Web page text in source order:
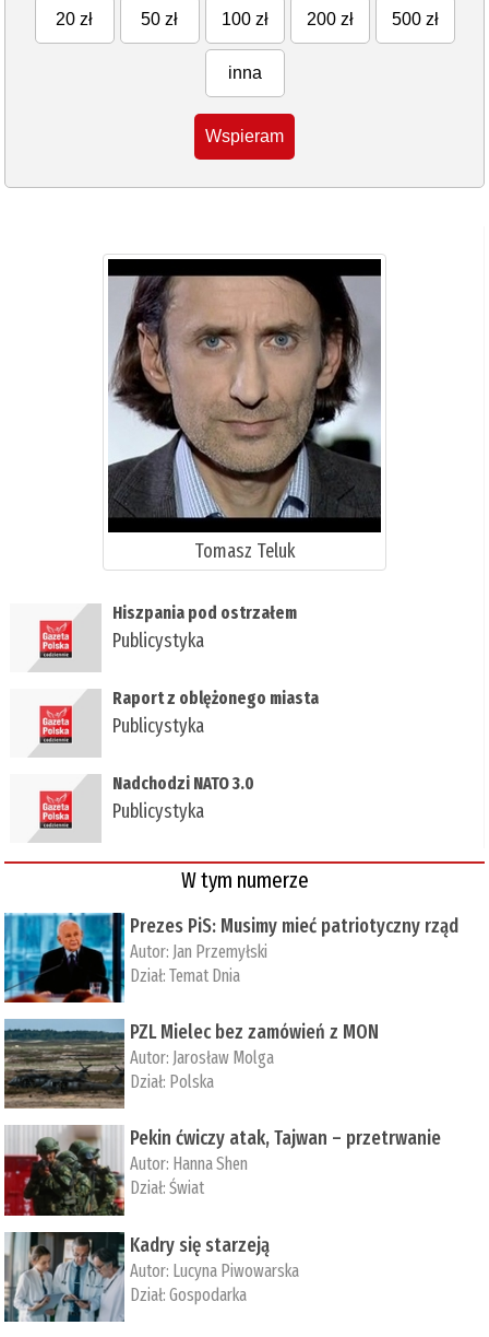
20 zł 50 zł 100 zł 200 zł 500 zł
inna
Wspieram
Tomasz Teluk
Hiszpania pod ostrzałem
Publicystyka
Raport z oblężonego miasta
Publicystyka
Nadchodzi NATO 3.0
Publicystyka
W tym numerze
Prezes PiS: Musimy mieć patriotyczny rząd
Autor: Jan Przemyłski
Dział:Temat Dnia
PZL Mielec bez zamówień z MON
Autor: Jarosław Molga
Dział: Polska
Pekin ćwiczy atak, Tajwan – przetrwanie
Autor: ­Hanna Shen
Dział:Świat
Kadry się starzeją
Autor: Lucyna Piwowarska
Dział:Gospodarka